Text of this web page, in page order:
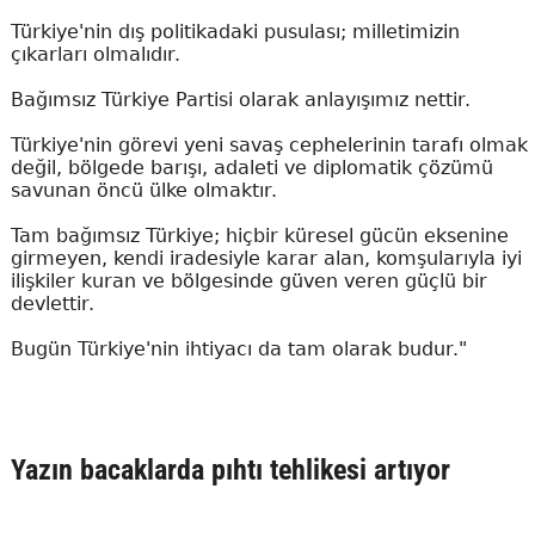
Türkiye'nin dış politikadaki pusulası; milletimizin
çıkarları olmalıdır.
Bağımsız Türkiye Partisi olarak anlayışımız nettir.
Türkiye'nin görevi yeni savaş cephelerinin tarafı olmak
değil, bölgede barışı, adaleti ve diplomatik çözümü
savunan öncü ülke olmaktır.
Tam bağımsız Türkiye; hiçbir küresel gücün eksenine
girmeyen, kendi iradesiyle karar alan, komşularıyla iyi
ilişkiler kuran ve bölgesinde güven veren güçlü bir
devlettir.
Bugün Türkiye'nin ihtiyacı da tam olarak budur."
Yazın bacaklarda pıhtı tehlikesi artıyor